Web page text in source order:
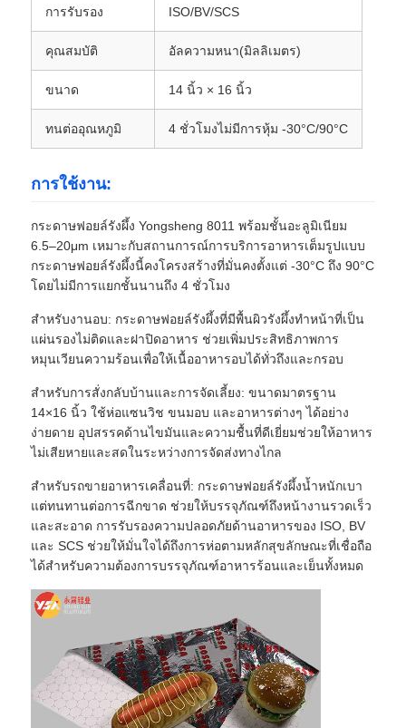
ผนังอลูมิเนียมแผ่น
แผงอลูมิเนียมรังผึ้ง
อลูมิเนียมกระจก
การรับรอง ISO/BV/SCS
คุณสมบัติ อัลความหนา(มิลลิเมตร)
ขนาด 14 นิ้ว × 16 นิ้ว
ทนต่ออุณหภูมิ 4 ชั่วโมงไม่มีการหุ้ม -30°C/90°C
การใช้งาน:
กระดาษฟอยล์รังผึ้ง Yongsheng 8011 พร้อมชั้นอะลูมิเนียม
6.5–20μm เหมาะกับสถานการณ์การบริการอาหารเต็มรูปแบบ
กระดาษฟอยล์รังผึ้งนี้คงโครงสร้างที่มั่นคงตั้งแต่ -30°C ถึง 90°C
โดยไม่มีการแยกชั้นนานถึง 4 ชั่วโมง
สำหรับงานอบ: กระดาษฟอยล์รังผึ้งที่มีพื้นผิวรังผึ้งทำหน้าที่เป็น
แผ่นรองไม่ติดและฝาปิดอาหาร ช่วยเพิ่มประสิทธิภาพการ
หมุนเวียนความร้อนเพื่อให้เนื้ออาหารอบได้ทั่วถึงและกรอบ
สำหรับการสั่งกลับบ้านและการจัดเลี้ยง: ขนาดมาตรฐาน
14×16 นิ้ว ใช้ห่อแซนวิช ขนมอบ และอาหารต่างๆ ได้อย่าง
ง่ายดาย อุปสรรคด้านไขมันและความชื้นที่ดีเยี่ยมช่วยให้อาหาร
ไม่เสียหายและสดในระหว่างการจัดส่งทางไกล
สำหรับรถขายอาหารเคลื่อนที่: กระดาษฟอยล์รังผึ้งน้ำหนักเบา
แต่ทนทานต่อการฉีกขาด ช่วยให้บรรจุภัณฑ์ถึงหน้างานรวดเร็ว
และสะอาด การรับรองความปลอดภัยด้านอาหารของ ISO, BV
และ SCS ช่วยให้มั่นใจได้ถึงการห่อตามหลักสุขลักษณะที่เชื่อถือ
ได้สำหรับความต้องการบรรจุภัณฑ์อาหารร้อนและเย็นทั้งหมด